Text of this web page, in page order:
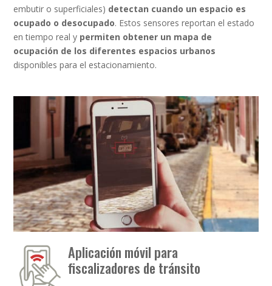
embutir o superficiales) detectan cuando un espacio es
ocupado o desocupado. Estos sensores reportan el estado
en tiempo real y permiten obtener un mapa de
ocupación de los diferentes espacios urbanos
disponibles para el estacionamiento.
Aplicación móvil para
fiscalizadores de tránsito